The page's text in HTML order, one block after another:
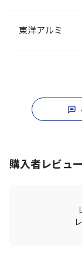
東洋アルミ
購入者レビュー